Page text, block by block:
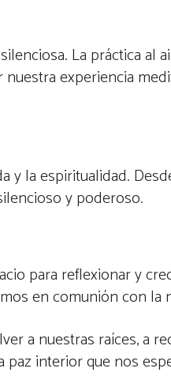
La práctica al
experiencia
y la espiritualidad.
y poderoso.
para reflexionar y
en comunión con la
a nuestras raíces, a
interior que nos